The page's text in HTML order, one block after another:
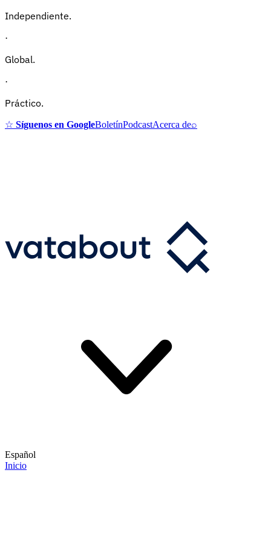
Independiente.
·
Global.
·
Práctico.
☆ Síguenos en GoogleBoletínPodcastAcerca de⌕
Español
Inicio